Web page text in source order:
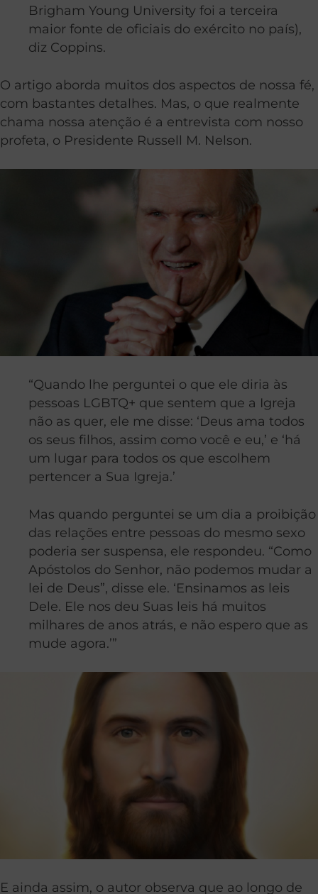
Brigham Young University foi a terceira
maior fonte de oficiais do exército no país),
diz Coppins.
O artigo aborda muitos dos aspectos de nossa fé,
com bastantes detalhes. Mas, o que realmente
chama nossa atenção é a entrevista com nosso
profeta, o Presidente Russell M. Nelson.
“Quando lhe perguntei o que ele diria às
pessoas LGBTQ+ que sentem que a Igreja
não as quer, ele me disse: ‘Deus ama todos
os seus filhos, assim como você e eu,’ e ‘há
um lugar para todos os que escolhem
pertencer a Sua Igreja.’
Mas quando perguntei se um dia a proibição
das relações entre pessoas do mesmo sexo
poderia ser suspensa, ele respondeu. “Como
Apóstolos do Senhor, não podemos mudar a
lei de Deus”, disse ele. ‘Ensinamos as leis
Dele. Ele nos deu Suas leis há muitos
milhares de anos atrás, e não espero que as
mude agora.’”
E ainda assim, o autor observa que ao longo de